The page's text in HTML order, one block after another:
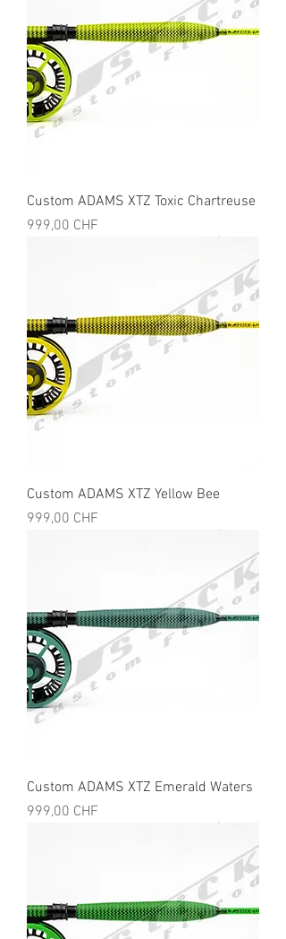
Custom ADAMS XTZ Toxic Chartreuse
Preis
999,00 CHF
Custom ADAMS XTZ Yellow Bee
Preis
999,00 CHF
Custom ADAMS XTZ Emerald Waters
Preis
999,00 CHF